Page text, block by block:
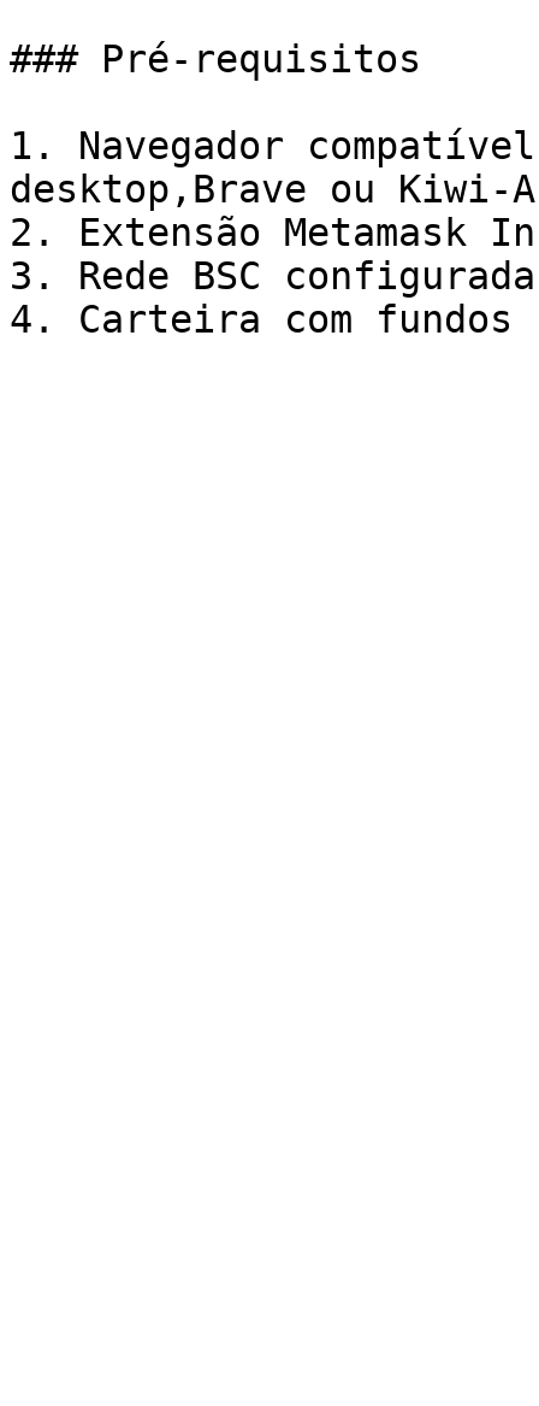
### Pré-requisitos
1. Navegador compatível
desktop,Brave ou Kiwi-
2. Extensão Metamask
3. Rede BSC